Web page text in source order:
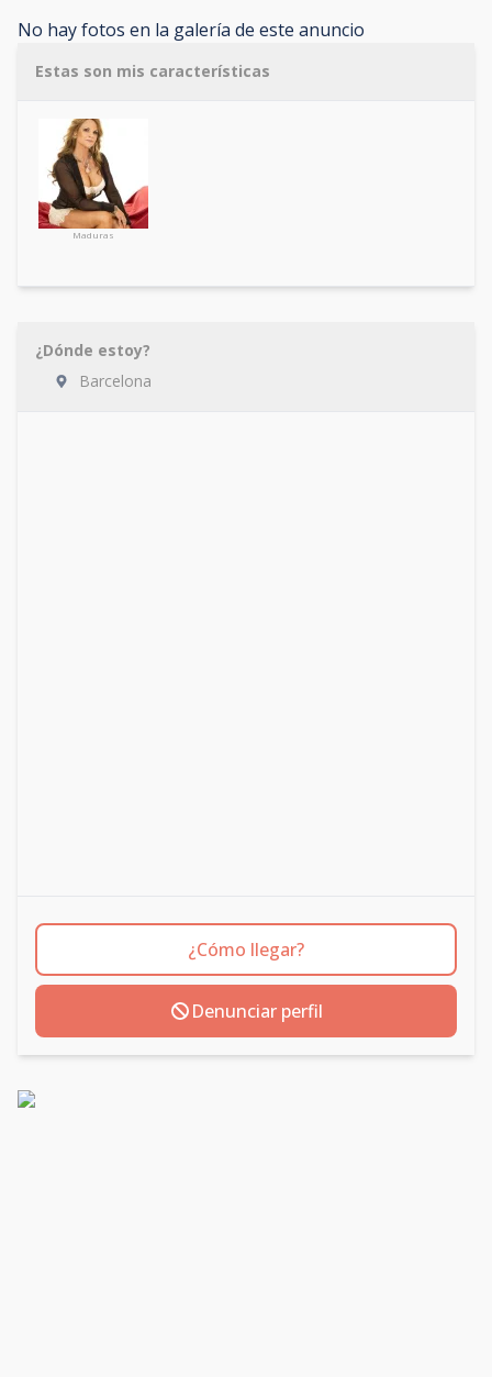
No hay fotos en la galería de este anuncio
Estas son mis características
Maduras
¿Dónde estoy?
Barcelona
¿Cómo llegar?
Denunciar perfil